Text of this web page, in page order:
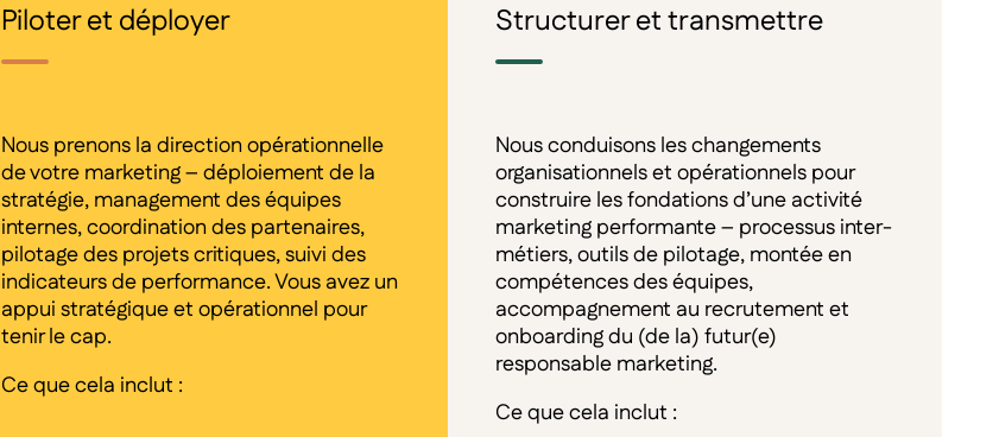
Piloter et déployer
Nous prenons la direction opérationnelle
de votre marketing – déploiement de la
stratégie, management des équipes
internes, coordination des partenaires,
pilotage des projets critiques, suivi des
indicateurs de performance. Vous avez un
appui stratégique et opérationnel pour
tenir le cap.
Ce que cela inclut :
Structurer et transmettre
Nous conduisons les changements
organisationnels et opérationnels pour
construire les fondations d’une activité
marketing performante – processus inter-
métiers, outils de pilotage, montée en
compétences des équipes,
accompagnement au recrutement et
onboarding du (de la) futur(e)
responsable marketing.
Ce que cela inclut :